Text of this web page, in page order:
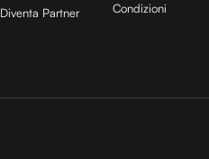
Diventa Partner
Condizioni